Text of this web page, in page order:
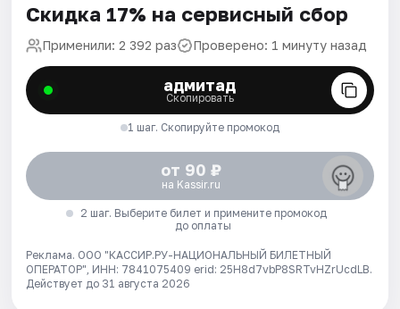
Скидка 17% на сервисный сбор
Применили: 2 392 раз Проверено: 1 минуту назад
адмитад
Скопировать
1 шаг. Скопируйте промокод
от 90 ₽
на Kassir.ru
2 шаг. Выберите билет и примените промокод
до оплаты
Реклама. ООО "КАССИР.РУ-НАЦИОНАЛЬНЫЙ БИЛЕТНЫЙ
ОПЕРАТОР", ИНН: 7841075409 erid: 25H8d7vbP8SRTvHZrUcdLB.
Действует до 31 августа 2026